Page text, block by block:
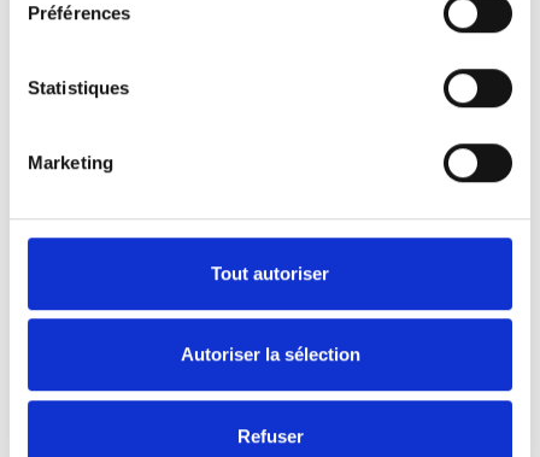
Préférences
Statistiques
Marketing
Tout autoriser
Autoriser la sélection
Refuser
Éclairage nocturne.
Ne vous laissez pas intimider par l’obscurité.
La plateforme et la télécommande du Joey
Lift même dans les garages sombres et en
pleine nuit.